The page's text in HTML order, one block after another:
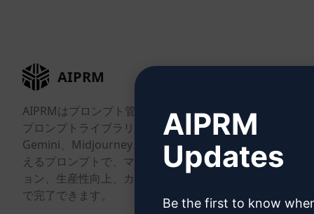
AIPRM
AIPRMはプロンプト管理ツールで、コミュニティ主導の
プロンプトライブラリです。ChatGPT、Claude、
Gemini、Midjourney、GPT Imageなど向けのすぐに使
えるプロンプトで、マーケティング、営業、オペレーシ
ョン、生産性向上、カスタマーサポートのタスクを数分
で完了できます。
AIPRM
Updates
Be the first to know